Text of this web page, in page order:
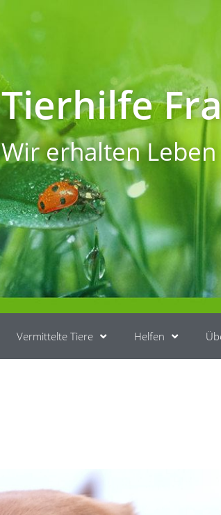
Tierhilfe
Wir erhalten
Vermittelte Tiere Helfen